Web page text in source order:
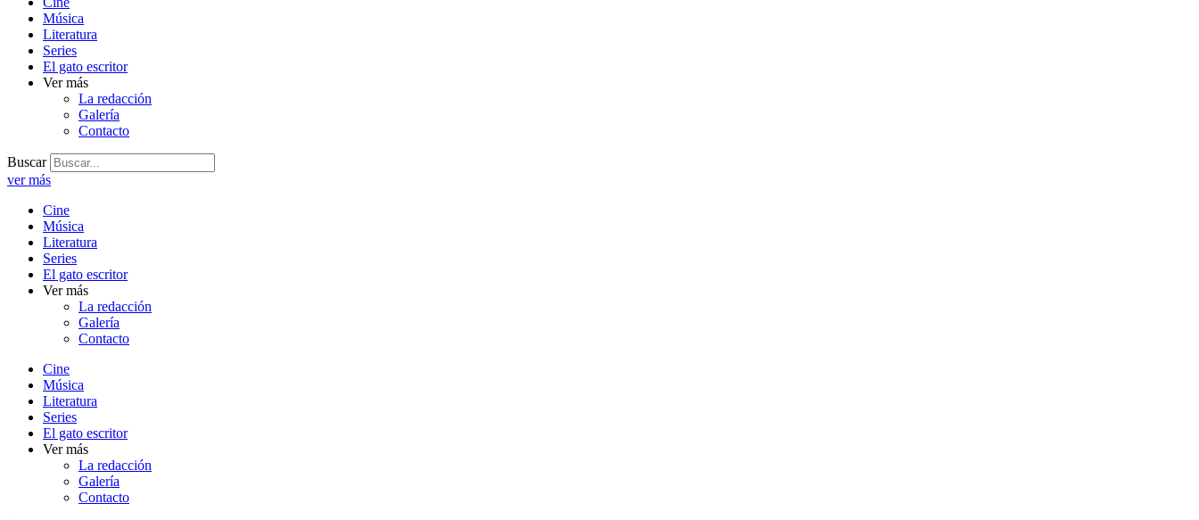
Música
Literatura
Series
El gato escritor
Ver más
La redacción
Galería
Contacto
Buscar
ver más
Cine
Música
Literatura
Series
El gato escritor
Ver más
La redacción
Galería
Contacto
Cine
Música
Literatura
Series
El gato escritor
Ver más
La redacción
Galería
Contacto